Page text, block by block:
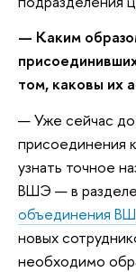
— Каким
том, каковы их
— Уже сейчас
узнать точное
ВШЭ — в
объединения
новых
необходимо